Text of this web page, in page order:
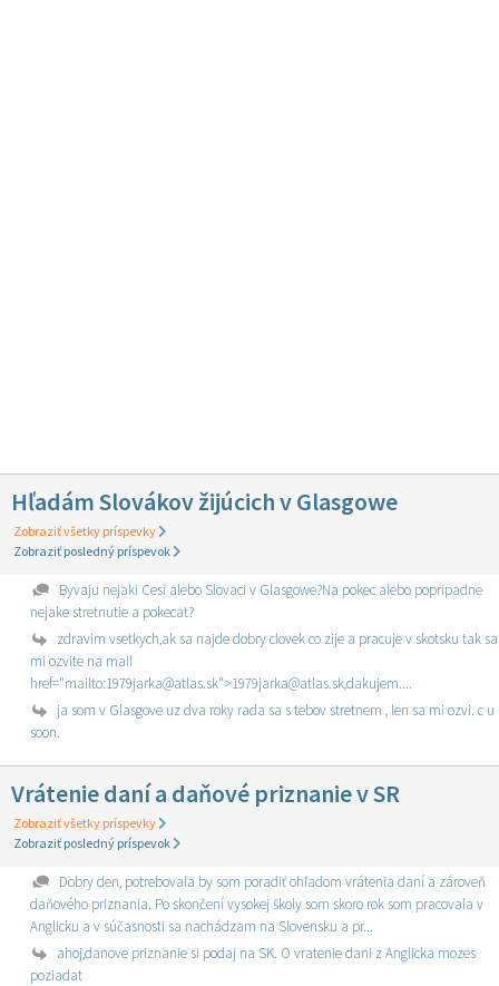
Hľadám Slovákov žijúcich v Glasgowe
Zobraziť všetky príspevky
Zobraziť posledný príspevok
Byvaju nejaki Cesi alebo Slovaci v Glasgowe?Na pokec alebo popripadne
nejake stretnutie a pokecat?
zdravim vsetkych,ak sa najde dobry clovek co zije a pracuje v skotsku tak sa
mi ozvite na mail
href="mailto:1979jarka@atlas.sk">1979jarka@atlas.sk,dakujem....
ja som v Glasgove uz dva roky rada sa s tebov stretnem , len sa mi ozvi. c u
soon.
Vrátenie daní a daňové priznanie v SR
Zobraziť všetky príspevky
Zobraziť posledný príspevok
Dobry den, potrebovala by som poradiť ohľadom vrátenia daní a zároveň
daňového priznania. Po skončení vysokej školy som skoro rok som pracovala v
Anglicku a v súčasnosti sa nachádzam na Slovensku a pr...
ahoj,danove priznanie si podaj na SK. O vratenie dani z Anglicka mozes
poziadat